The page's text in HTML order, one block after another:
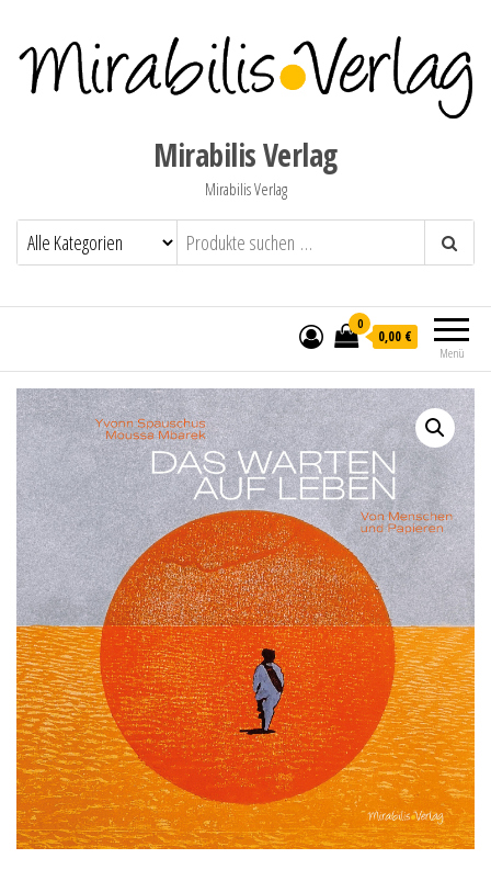
Mirabilis Verlag
Mirabilis Verlag
Menü
0
0,00 €